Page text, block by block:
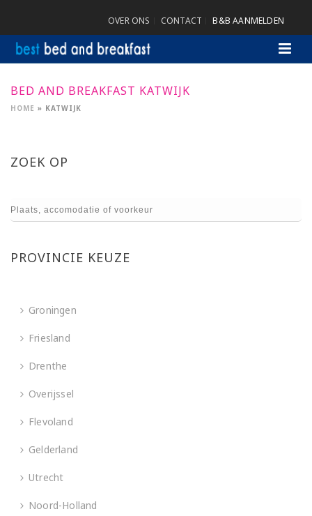
OVER ONS CONTACT B&B AANMELDEN
BED AND BREAKFAST KATWIJK
HOME » KATWIJK
ZOEK OP
PROVINCIE KEUZE
Groningen
Friesland
Drenthe
Overijssel
Flevoland
Gelderland
Utrecht
Noord-Holland